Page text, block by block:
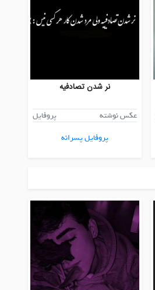
نر شدن تصادفیه
عکس نوشته
پروفایل
پروفایل پسرانه